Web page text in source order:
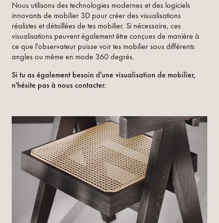
Nous utilisons des technologies modernes et des logiciels
innovants de mobilier 3D pour créer des visualisations
réalistes et détaillées de tes mobilier. Si nécessaire, ces
visualisations peuvent également être conçues de manière à
ce que l'observateur puisse voir tes mobilier sous différents
angles ou même en mode 360 degrés.
Si tu as également besoin d'une visualisation de mobilier,
n'hésite pas à nous contacter.